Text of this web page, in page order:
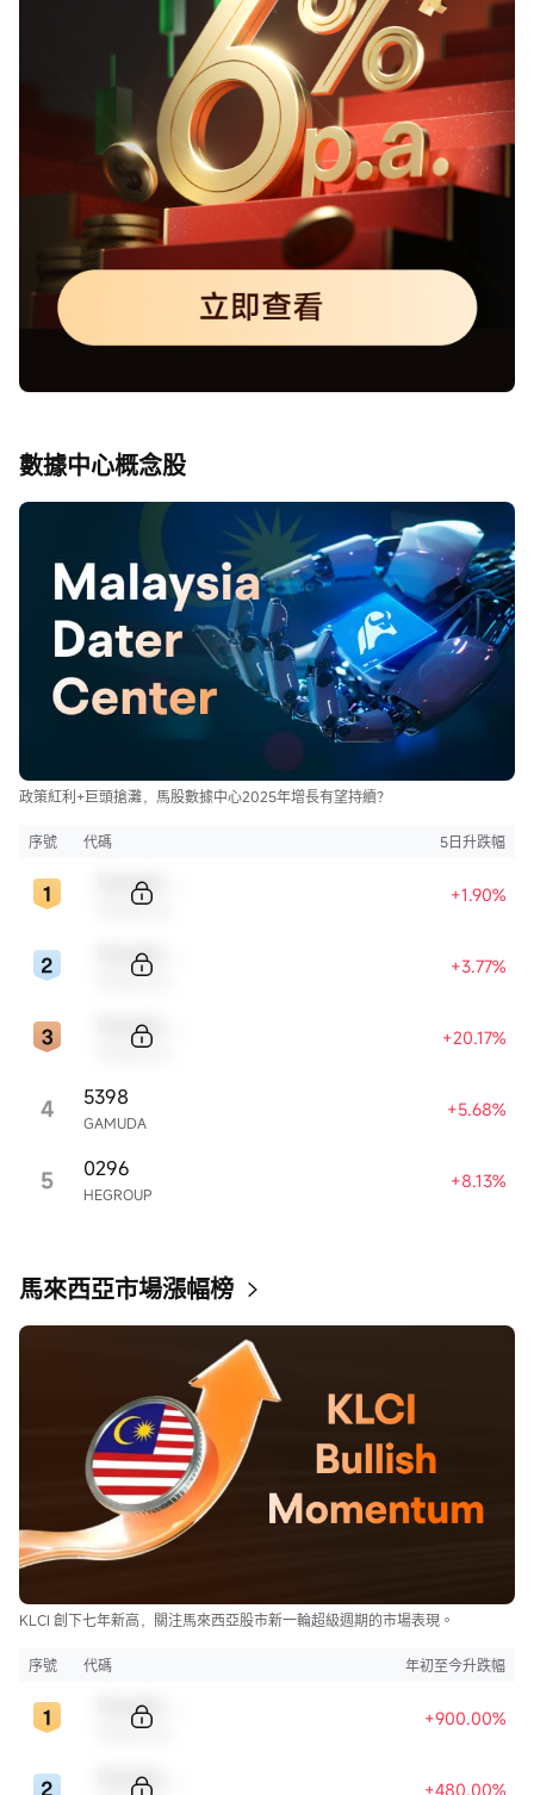
數據中心概念股
政策紅利+巨頭搶灘，馬股數據中心2025年增長有望持續？
序號 代碼 5日升跌幅
+1.90%
+3.77%
+20.17%
4 GAMUDA
5398 +5.68%
5 HEGROUP
0296 +8.13%
馬來西亞市場漲幅榜
KLCI 創下七年新高，關注馬來西亞股市新一輪超級週期的市場表現。
序號 代碼 年初至今升跌幅
+900.00%
+480.00%